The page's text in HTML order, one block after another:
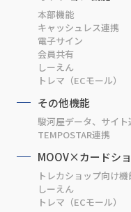
本部機能
キャッシュレス連携
電子サイン
会員共有
しーえん
トレマ（ECモール）
その他機能
駿河屋データ、サイト
TEMPOSTAR連携
MOOV×カードシ
トレカショップ向け機
しーえん
トレマ（ECモール）